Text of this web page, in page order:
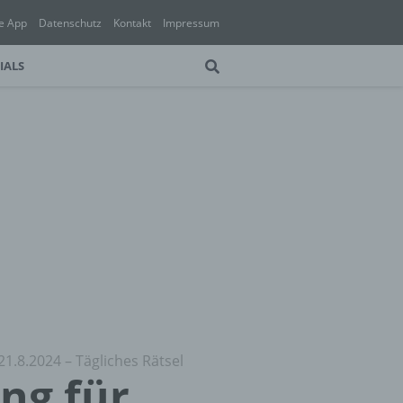
App Datenschutz Kontakt Impressum
– Tägliches Rätsel